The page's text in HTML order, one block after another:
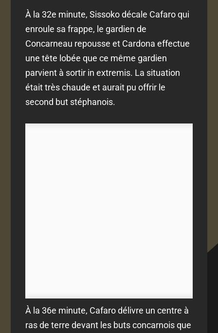
À la 32e minute, Sissoko décale Cafaro qui
enroule sa frappe, le gardien de
Concarneau repousse et Cardona effectue
une tête lobée que ce même gardien
parvient à sortir in extremis. La situation
était très chaude et aurait pu offrir le
second but stéphanois.
À la 36e minute, Cafaro délivre un centre à
ras de terre devant les buts concarnois que